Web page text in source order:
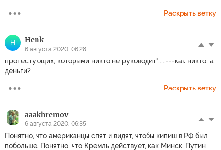
Раскрыть ветку
H Henk
6 августа 2020, 06:28
протестующих, которыми никто не руководит".....---как никто, а
деньги?
Раскрыть ветку
aaakhremov
6 августа 2020, 06:35
Понятно, что американцы спят и видят, чтобы кипиш в РФ был
побольше. Понятно, что Кремль действует, как Минск. Путин